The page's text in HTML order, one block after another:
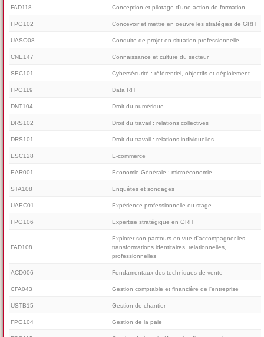
FAD118 Conception et pilotage d'une action de formation
FPG102 Concevoir et mettre en oeuvre les stratégies de GRH
UASO08 Conduite de projet en situation professionnelle
CNE147 Connaissance et culture du secteur
SEC101 Cybersécurité : référentiel, objectifs et déploiement
FPG119 Data RH
DNT104 Droit du numérique
DRS102 Droit du travail : relations collectives
DRS101 Droit du travail : relations individuelles
ESC128 E-commerce
EAR001 Economie Générale : microéconomie
STA108 Enquêtes et sondages
UAEC01 Expérience professionnelle ou stage
FPG106 Expertise stratégique en GRH
FAD108
Explorer son parcours en vue d'accompagner les
transformations identitaires, relationnelles,
professionnelles
ACD006 Fondamentaux des techniques de vente
CFA043 Gestion comptable et financière de l'entreprise
USTB15 Gestion de chantier
FPG104 Gestion de la paie